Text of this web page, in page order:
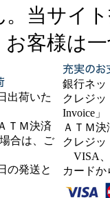
。当サイ
お客様は
出荷いた
ＴＭ決済
合は、ご
の発送と
銀行ネッ
クレジッ
Invoice」
ＡＴＭ
クレジッ
VISA、
カード